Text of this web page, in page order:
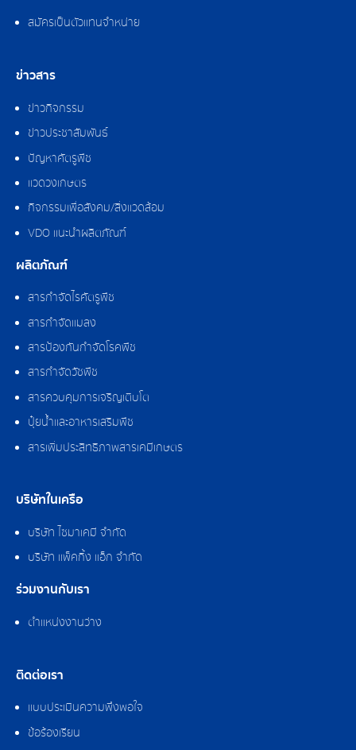
สมัครเป็นตัวแทนจำหน่าย
ข่าวสาร
ข่าวกิจกรรม
ข่าวประชาสัมพันธ์
ปัญหาศัตรูพืช
แวดวงเกษตร
กิจกรรมเพื่อสังคม/สิ่งแวดล้อม
VDO แนะนำผลิตภัณฑ์
ผลิตภัณฑ์
สารกำจัดไรศัตรูพืช
สารกำจัดแมลง
สารป้องกันกำจัดโรคพืช
สารกำจัดวัชพืช
สารควบคุมการเจริญเติบโต
ปุ๋ยน้ำและอาหารเสริมพืช
สารเพิ่มประสิทธิภาพสารเคมีเกษตร
บริษัทในเครือ
บริษัท ไซมาเคมี จำกัด
บริษัท แพ็คกิ้ง แอ็ก จำกัด
ร่วมงานกับเรา
ตำแหน่งงานว่าง
ติดต่อเรา
แบบประเมินความพึงพอใจ
ข้อร้องเรียน